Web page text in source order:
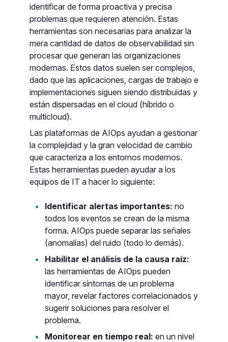
identificar de forma proactiva y precisa
problemas que requieren atención. Estas
herramientas son necesarias para analizar la
mera cantidad de datos de observabilidad sin
procesar que generan las organizaciones
modernas. Estos datos suelen ser complejos,
dado que las aplicaciones, cargas de trabajo e
implementaciones siguen siendo distribuidas y
están dispersadas en el cloud (híbrido o
multicloud).
Las plataformas de AIOps ayudan a gestionar
la complejidad y la gran velocidad de cambio
que caracteriza a los entornos modernos.
Estas herramientas pueden ayudar a los
equipos de IT a hacer lo siguiente:
Identificar alertas importantes: no
todos los eventos se crean de la misma
forma. AIOps puede separar las señales
(anomalías) del ruido (todo lo demás).
Habilitar el análisis de la causa raíz:
las herramientas de AIOps pueden
identificar síntomas de un problema
mayor, revelar factores correlacionados y
sugerir soluciones para resolver el
problema.
Monitorear en tiempo real: en un nivel